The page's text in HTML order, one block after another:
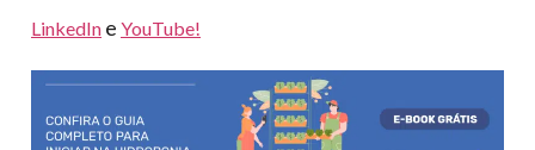
LinkedIn e YouTube!